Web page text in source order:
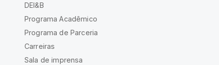
DEI&B
Programa Acadêmico
Programa de Parceria
Carreiras
Sala de imprensa